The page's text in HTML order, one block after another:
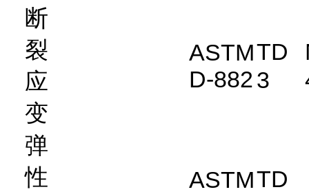
断
裂
应
变
ASTM
D-882
TD
3
弹
性
ASTMTD